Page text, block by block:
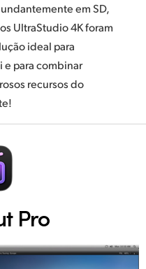
em SD,
UltraStudio 4K foram
ideal para
e para combinar
recursos do
Pro